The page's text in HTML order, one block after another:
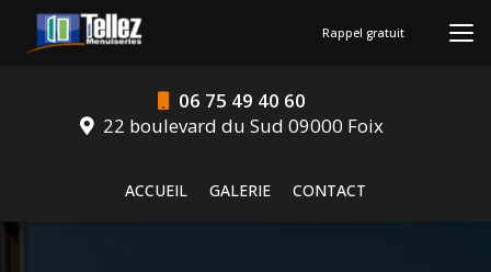
contenu
06 75 49 40 60
22 boulevard du Sud 09000 Foix
ACCUEIL
GALERIE CONTACT
Rappel gratuit